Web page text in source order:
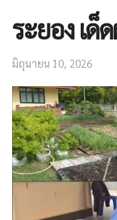
ระยอง เด็
มิถุนายน 10, 2026